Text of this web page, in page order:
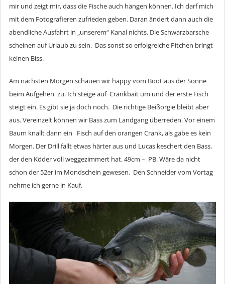
mir und zeigt mir, dass die Fische auch hängen können. Ich darf mich
mit dem Fotografieren zufrieden geben. Daran ändert dann auch die
abendliche Ausfahrt in „unserem“ Kanal nichts. Die Schwarzbarsche
scheinen auf Urlaub zu sein. Das sonst so erfolgreiche Pitchen bringt
keinen Biss.
Am nächsten Morgen schauen wir happy vom Boot aus der Sonne
beim Aufgehen zu. Ich steige auf Crankbait um und der erste Fisch
steigt ein. Es gibt sie ja doch noch. Die richtige Beißorgie bleibt aber
aus. Vereinzelt können wir Bass zum Landgang überreden. Vor einem
Baum knallt dann ein Fisch auf den orangen Crank, als gäbe es kein
Morgen. Der Drill fällt etwas härter aus und Lucas keschert den Bass,
der den Köder voll weggezimmert hat. 49cm – PB. Wäre da nicht
schon der 52er im Mondschein gewesen. Den Schneider vom Vortag
nehme ich gerne in Kauf.